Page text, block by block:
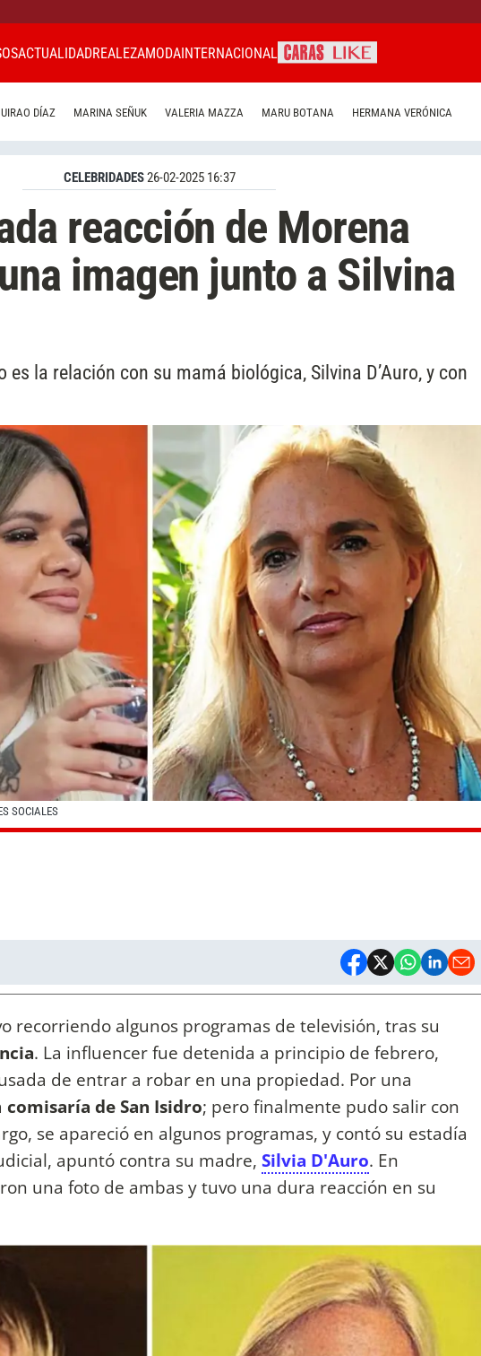
ACTUALIDADREALEZAMODAINTERNACIONAL
DÍAZ MARINA SEÑUK VALERIA MAZZA MARU BOTANA HERMANA VERÓNICA
CELEBRIDADES26-02-2025 16:37
reacción de Morena
imagen junto a Silvina
la relación con su mamá biológica, Silvina D’Auro, y con
SOCIALES
recorriendo algunos programas de televisión, tras su
. La influencer fue detenida a principio de febrero,
de entrar a robar en una propiedad. Por una
comisaría de San Isidro; pero finalmente pudo salir con
se apareció en algunos programas, y contó su estadía
apuntó contra su madre, Silvia D'Auro. En
una foto de ambas y tuvo una dura reacción en su